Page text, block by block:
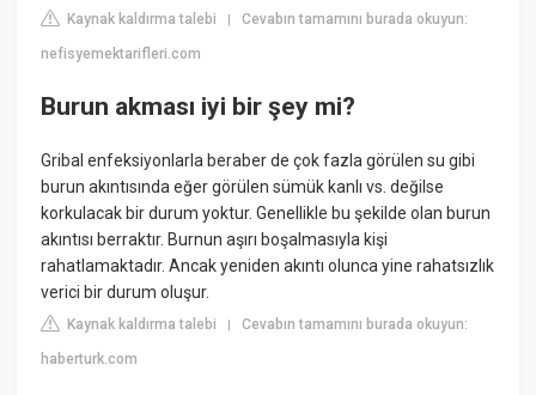
Kaynak kaldırma talebi |Cevabın tamamını burada okuyun:
nefisyemektarifleri.com
Burun akması iyi bir şey mi?
Gribal enfeksiyonlarla beraber de çok fazla görülen su gibi
burun akıntısında eğer görülen sümük kanlı vs. değilse
korkulacak bir durum yoktur. Genellikle bu şekilde olan burun
akıntısı berraktır. Burnun aşırı boşalmasıyla kişi
rahatlamaktadır. Ancak yeniden akıntı olunca yine rahatsızlık
verici bir durum oluşur.
Kaynak kaldırma talebi |Cevabın tamamını burada okuyun:
haberturk.com